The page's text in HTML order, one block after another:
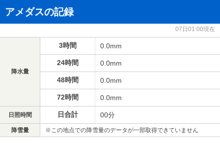
アメダスの記録
07日01:00現在
降水量
3時間 0.0mm
24時間 0.0mm
48時間 0.0mm
72時間 0.0mm
日照時間 日合計 00分
降雪量 ※この地点での降雪量のデータが一部取得できていません